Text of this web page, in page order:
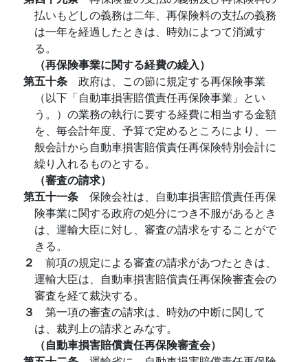
払いもどしの義務は二年、再保険料の支払の義務
は一年を経過したときは、時効によつて消滅す
る。
（再保険事業に関する経費の繰入）
第五十条 政府は、この節に規定する再保険事業
（以下「自動車損害賠償責任再保険事業」とい
う。）の業務の執行に要する経費に相当する金額
を、毎会計年度、予算で定めるところにより、一
般会計から自動車損害賠償責任再保険特別会計に
繰り入れるものとする。
（審査の請求）
第五十一条 保険会社は、自動車損害賠償責任再保
険事業に関する政府の処分につき不服があるとき
は、運輸大臣に対し、審査の請求をすることがで
きる。
２ 前項の規定による審査の請求があつたときは、
運輸大臣は、自動車損害賠償責任再保険審査会の
審査を経て裁決する。
３ 第一項の審査の請求は、時効の中断に関して
は、裁判上の請求とみなす。
（自動車損害賠償責任再保険審査会）